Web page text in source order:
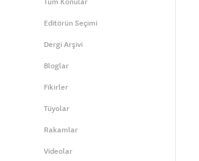
Editörün Seçimi
Dergi Arşivi
Bloglar
Fikirler
Tüyolar
Rakamlar
Videolar